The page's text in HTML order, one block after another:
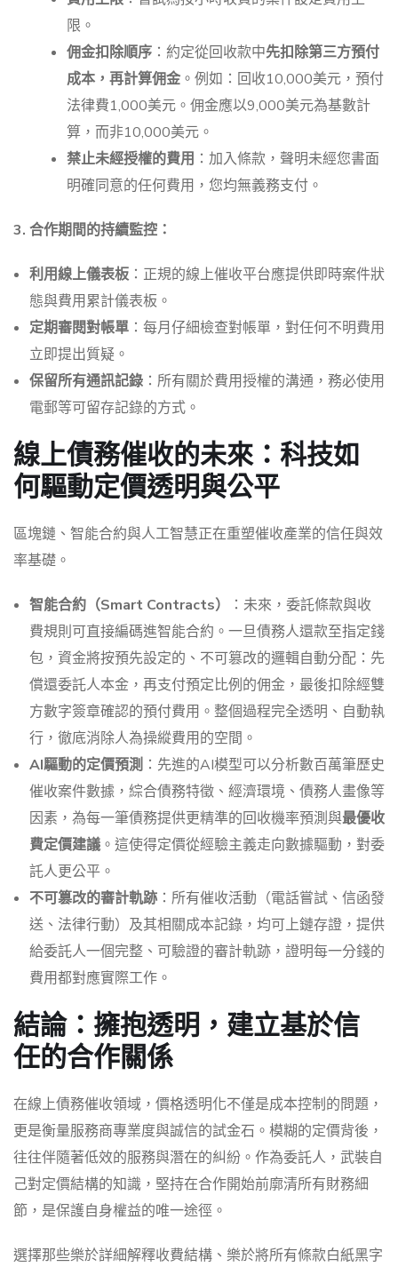
限。
佣金扣除順序 ：約定從回收款中先扣除第三方預付
成本，再計算佣金 。例如：回收10,000美元，預付
法律費1,000美元。佣金應以9,000美元為基數計
算，而非10,000美元。
禁止未經授權的費用 ：加入條款，聲明未經您書面
明確同意的任何費用，您均無義務支付。
3. 合作期間的持續監控：
利用線上儀表板：正規的線上催收平台應提供即時案件狀
態與費用累計儀表板。
定期審閱對帳單 ：每月仔細檢查對帳單，對任何不明費用
立即提出質疑。
保留所有通訊記錄 ：所有關於費用授權的溝通，務必使用
電郵等可留存記錄的方式。
線上債務催收的未來：科技如
何驅動定價透明與公平
區塊鏈、智能合約與人工智慧正在重塑催收產業的信任與效
率基礎。
智能合約（Smart Contracts）
：未來，委託條款與收
費規則可直接編碼進智能合約。一旦債務人還款至指定錢
包，資金將按預先設定的、不可篡改的邏輯自動分配：先
償還委託人本金，再支付預定比例的佣金，最後扣除經雙
方數字簽章確認的預付費用。整個過程完全透明、自動執
行，徹底消除人為操縱費用的空間。
AI驅動的定價預測 ：先進的AI模型可以分析數百萬筆歷史
催收案件數據，綜合債務特徵、經濟環境、債務人畫像等
因素，為每一筆債務提供更精準的回收機率預測與最優收
費定價建議 。這使得定價從經驗主義走向數據驅動，對委
託人更公平。
不可篡改的審計軌跡 ：所有催收活動（電話嘗試、信函發
送、法律行動）及其相關成本記錄，均可上鏈存證，提供
給委託人一個完整、可驗證的審計軌跡，證明每一分錢的
費用都對應實際工作。
結論：擁抱透明，建立基於信
任的合作關係
在線上債務催收領域，價格透明化不僅是成本控制的問題，
更是衡量服務商專業度與誠信的試金石。模糊的定價背後，
往往伴隨著低效的服務與潛在的糾紛。作為委託人，武裝自
己對定價結構的知識，堅持在合作開始前廓清所有財務細
節，是保護自身權益的唯一途徑。
選擇那些樂於詳細解釋收費結構、樂於將所有條款白紙黑字